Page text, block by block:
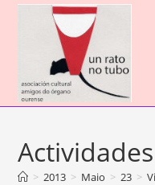
Saltar
> 2013 > Maio > 23 >